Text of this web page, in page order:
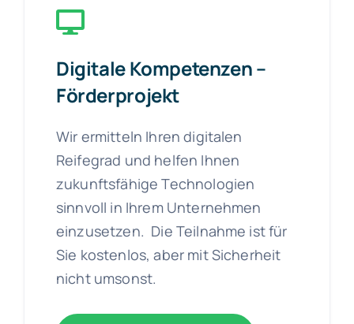
Digitale Kompetenzen –
Förderprojekt
Wir ermitteln Ihren digitalen
Reifegrad und helfen Ihnen
zukunftsfähige Technologien
sinnvoll in Ihrem Unternehmen
einzusetzen. Die Teilnahme ist für
Sie kostenlos, aber mit Sicherheit
nicht umsonst.